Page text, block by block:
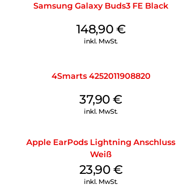
Samsung Galaxy Buds3 FE Black
148,90 €
inkl. MwSt.
4Smarts 4252011908820
37,90€
inkl. MwSt.
Apple EarPods Lightning Anschluss
Weiß
23,90 €
inkl. MwSt.